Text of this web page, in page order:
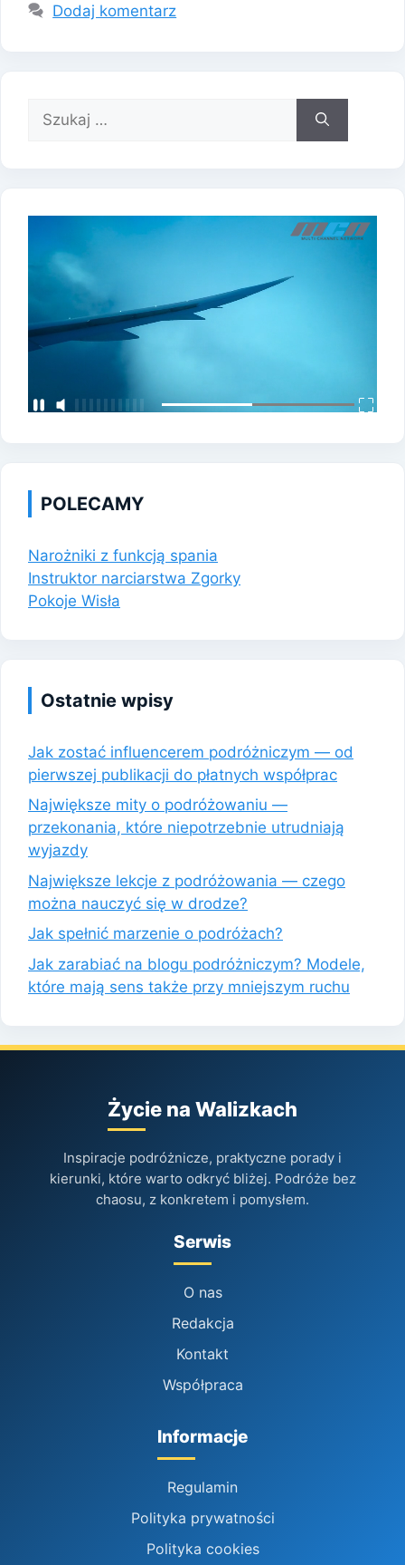
Dodaj komentarz
POLECAMY
Narożniki z funkcją spania
Instruktor narciarstwa Zgorky
Pokoje Wisła
Ostatnie wpisy
Jak zostać influencerem podróżniczym — od
pierwszej publikacji do płatnych współprac
Największe mity o podróżowaniu —
przekonania, które niepotrzebnie utrudniają
wyjazdy
Największe lekcje z podróżowania — czego
można nauczyć się w drodze?
Jak spełnić marzenie o podróżach?
Jak zarabiać na blogu podróżniczym? Modele,
które mają sens także przy mniejszym ruchu
Życie na Walizkach
Inspiracje podróżnicze, praktyczne porady i
kierunki, które warto odkryć bliżej. Podróże bez
chaosu, z konkretem i pomysłem.
Serwis
O nas
Redakcja
Kontakt
Współpraca
Informacje
Regulamin
Polityka prywatności
Polityka cookies